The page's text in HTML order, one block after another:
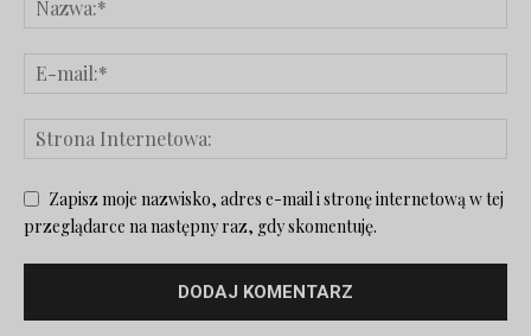
Zapisz moje nazwisko, adres e-mail i stronę internetową w tej
przeglądarce na następny raz, gdy skomentuję.